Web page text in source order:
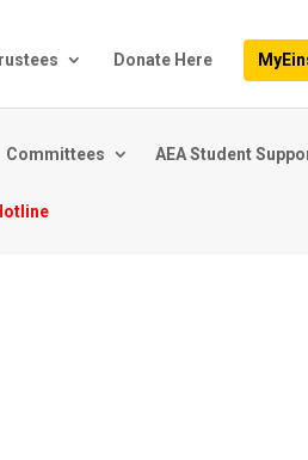
Donate Here
Committees AEA Student